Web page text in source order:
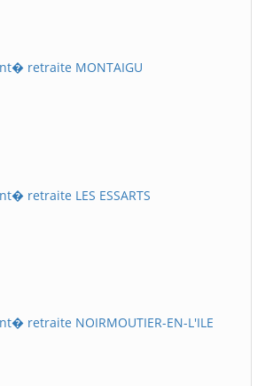
retraite MONTAIGU
retraite LES ESSARTS
retraite NOIRMOUTIER-EN-L'ILE